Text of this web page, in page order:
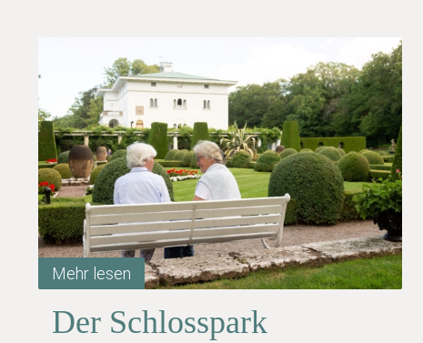
Mehr lesen
Der Schlosspark